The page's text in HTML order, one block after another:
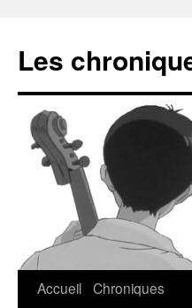
Les
Accueil Chroniques